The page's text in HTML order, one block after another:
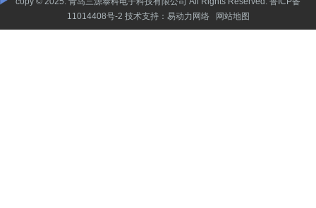
11014408号-2 技术支持： 易动力网络 网站地图